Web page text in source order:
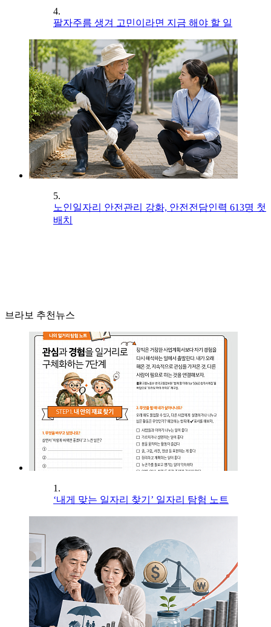
4.
팔자주름 생겨 고민이라면 지금 해야 할 일
5.
노인일자리 안전관리 강화, 안전전담인력 613명 첫
배치
브라보 추천뉴스
1.
‘내게 맞는 일자리 찾기’ 일자리 탐험 노트